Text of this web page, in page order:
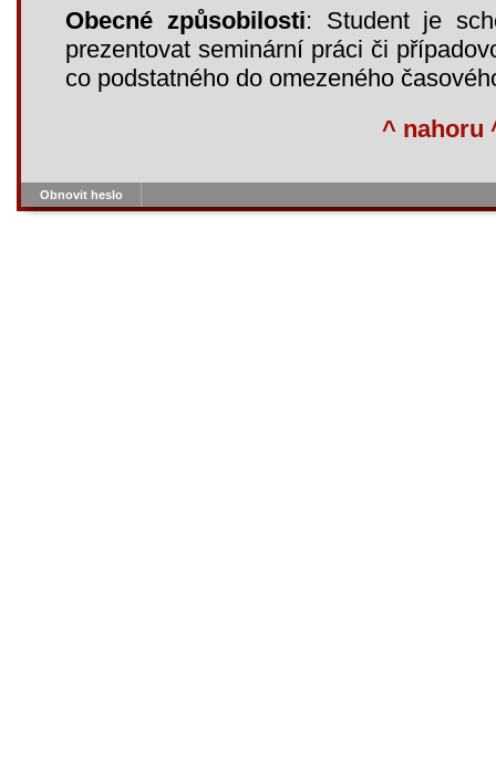
Obecné způsobilosti: Student je
prezentovat seminární práci či
co podstatného do omezeného
^ nahoru
Obnovit heslo